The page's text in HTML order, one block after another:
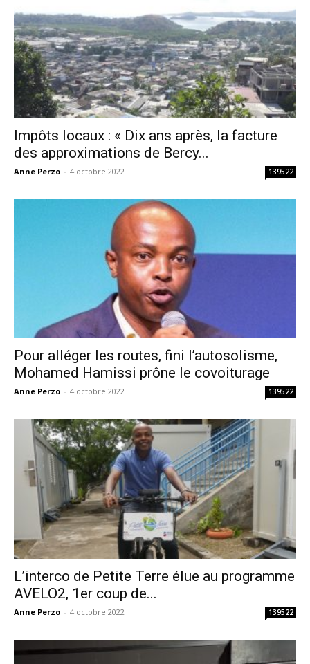
Impôts locaux : « Dix ans après, la facture
des approximations de Bercy...
Anne Perzo - 4 octobre 2022 139522
Pour alléger les routes, fini l’autosolisme,
Mohamed Hamissi prône le covoiturage
Anne Perzo - 4 octobre 2022 139522
L’interco de Petite Terre élue au programme
AVELO2, 1er coup de...
Anne Perzo - 4 octobre 2022 139522